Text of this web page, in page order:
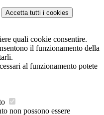
Accetta tutti i cookies
quali cookie consentire.
il funzionamento della
al funzionamento potete
non possono essere